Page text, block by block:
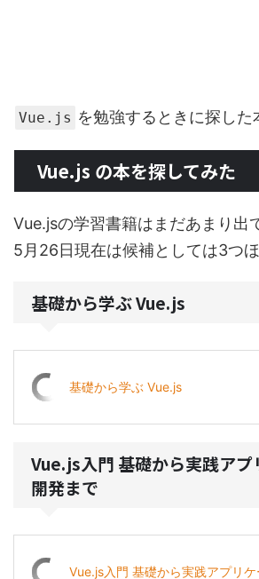
Vue.js を勉強するときに探した
Vue.js の本を探してみた
Vue.jsの学習書籍はまだあまり出
5月26日現在は候補としては3つほ
基礎から学ぶ Vue.js
基礎から学ぶ Vue.js
Vue.js入門 基礎から実践アプ
開発まで
Vue.js入門 基礎から実践アプリ